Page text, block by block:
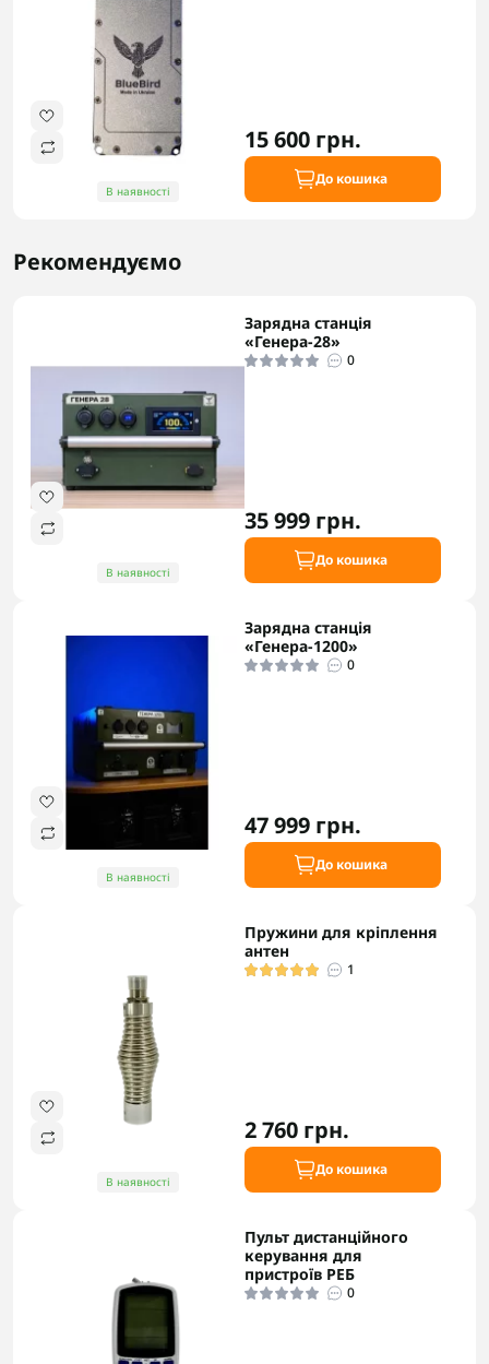
В наявності
15 600 грн.
До кошика
Рекомендуємо
В наявності
Зарядна станція
«Генера-28»
0
35 999 грн.
До кошика
В наявності
Зарядна станція
«Генера-1200»
0
47 999 грн.
До кошика
В наявності
Пружини для кріплення
антен
1
2 760 грн.
До кошика
Пульт дистанційного
керування для
пристроїв РЕБ
0